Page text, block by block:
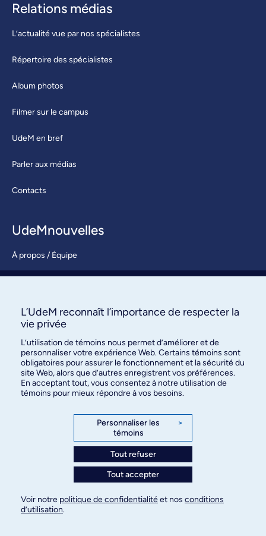
Relations médias
L’actualité vue par nos spécialistes
Répertoire des spécialistes
Album photos
Filmer sur le campus
UdeM en bref
Parler aux médias
Contacts
UdeMnouvelles
À propos / Équipe
S’abonner
des relations publiques
3744, rue Jean-Brillant, bureau 490
Montréal (Québec) H3T 1P1
Paramètres des témoins
© Université de Montréal, 2026. Tous droits
L’UdeM reconnaît l’importance de respecter la
vie privée
L’utilisation de témoins nous permet d’améliorer et de
personnaliser votre expérience Web. Certains témoins sont
obligatoires pour assurer le fonctionnement et la sécurité du
site Web, alors que d’autres enregistrent vos préférences.
En acceptant tout, vous consentez à notre utilisation de
témoins pour mieux répondre à vos besoins.
Personnaliser les
témoins
>
Tout refuser
Tout accepter
Voir notre politique de confidentialitéet nos conditions
d’utilisation.